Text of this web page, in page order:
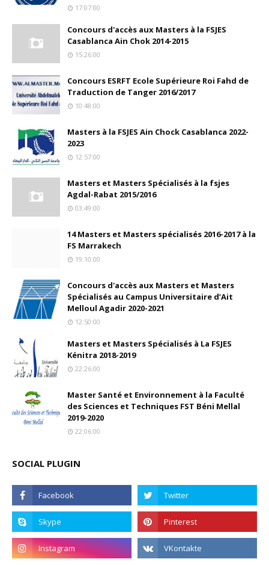
17:07:00
Concours d'accès aux Masters à la FSJES
Casablanca Ain Chok 2014-2015
15:26:00
Concours ESRFT Ecole Supérieure Roi Fahd de
Traduction de Tanger 2016/2017
10:48:00
Masters à la FSJES Ain Chock Casablanca 2022-
2023
12:57:00
Masters et Masters Spécialisés à la fsjes
Agdal-Rabat 2015/2016
03:49:00
14 Masters et Masters spécialisés 2016-2017 à la
FS Marrakech
19:10:00
Concours d'accès aux Masters et Masters
Spécialisés au Campus Universitaire d’Ait
Melloul Agadir 2020-2021
12:50:00
Masters et Masters Spécialisés à La FSJES
Kénitra 2018-2019
22:26:00
Master Santé et Environnement à la Faculté
des Sciences et Techniques FST Béni Mellal
2019-2020
22:06:00
SOCIAL PLUGIN